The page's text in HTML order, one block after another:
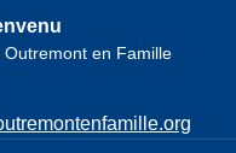
en Famille